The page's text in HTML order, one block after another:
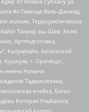
Ат-Тавхида Валь-Джихад,
исломи, Террористическое
Хайят Тахрир аш-Шам, Ахлю
Артподготовка,
Колумбайн, Хатлонский
Кушкуль г. Оренбург,
имени Номана
Таджикистана,
ячейка, Батал-
Которая Улыбается,